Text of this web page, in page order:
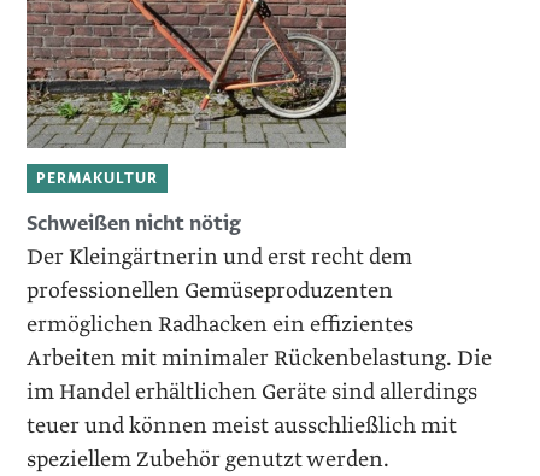
PERMAKULTUR
Schweißen nicht nötig
Der Kleingärtnerin und erst recht dem
professio­nellen Gemüseproduzenten
ermöglichen Radhacken ein effizientes
Arbeiten mit minimaler Rückenbelastung. Die
im Handel erhältlichen Geräte sind allerdings
teuer und können meist ausschließlich mit
speziellem Zubehör genutzt werden.